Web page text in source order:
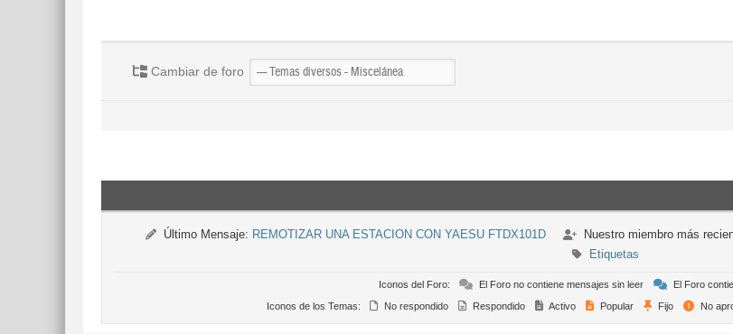
Cambiar de foro
Último Mensaje: REMOTIZAR UNA ESTACION CON YAESU FTDX101D Nuestro miembro más
Etiquetas
Iconos del Foro: El Foro no contiene mensajes sin leer
El Foro
Iconos de los Temas:
No respondido Respondido Activo Popular Fijo No